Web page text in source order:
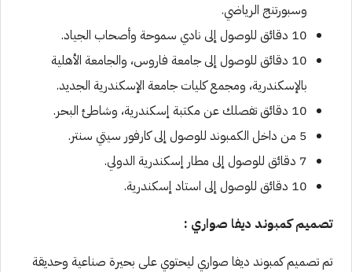
وسبورتنج الرياضي.
10 دقائق للوصول إلى نادي سموحة وأصحاب الجياد.
10 دقائق للوصول إلى جامعة فاروس، والجامعة الأهلية
بالإسكندرية، ومجمع كليات جامعة الإسكندرية الجديد.
10 دقائق تفصلك عن مكتبة إسكندرية، وشاطئ البحر.
5 من داخل الكمبوند للوصول إلى كارفور سيتي سنتر.
7 دقائق للوصول إلى مطار إسكندرية الدولي.
10 دقائق للوصول إلى استاد إسكندرية.
تصميم كمبوند ديفا صواري :
تم تصميم كمبوند ديفا صواري ليحتوي على بحيرة صناعية وحديقة